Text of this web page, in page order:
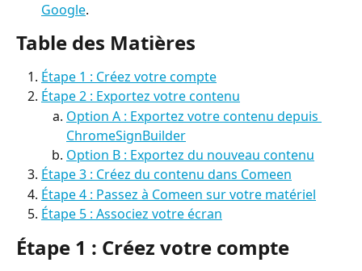
Google.
Table des Matières
Étape 1 : Créez votre compte
Étape 2 : Exportez votre contenu
Option A : Exportez votre contenu depuis
ChromeSignBuilder
Option B : Exportez du nouveau contenu
Étape 3 : Créez du contenu dans Comeen
Étape 4 : Passez à Comeen sur votre matériel
Étape 5 : Associez votre écran
Étape 1 : Créez votre compte